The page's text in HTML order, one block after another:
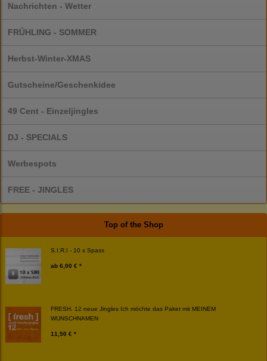
Nachrichten - Wetter
FRÜHLING - SOMMER
Herbst-Winter-XMAS
Gutscheine/Geschenkidee
49 Cent - Einzeljingles
DJ - SPECIALS
Werbespots
FREE - JINGLES
Top of the Shop
S.I.R.I - 10 x Spass
ab 6,00 € *
FRESH. 12 neue Jingles Ich möchte das Paket mit MEINEM
WUNSCHNAMEN
11,50 € *